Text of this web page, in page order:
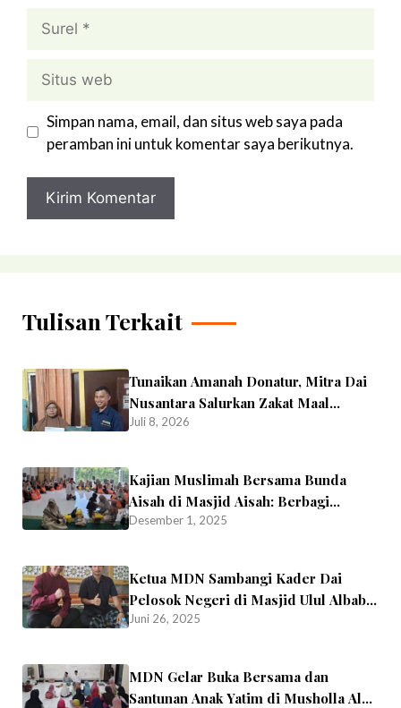
Surel
Situs
web
Simpan nama, email, dan situs web saya pada
peramban ini untuk komentar saya berikutnya.
Tulisan Terkait
Tunaikan Amanah Donatur, Mitra Dai
Nusantara Salurkan Zakat Maal
kepada Fakir Miskin
Juli 8, 2026
Kajian Muslimah Bersama Bunda
Aisah di Masjid Aisah: Berbagi
Kebaikan di Hari Jumat Bersama
Desember 1, 2025
Ketua MDN Sambangi Kader Dai
Pelosok Negeri di Masjid Ulul Albab
Surabaya
Juni 26, 2025
MDN Gelar Buka Bersama dan
Santunan Anak Yatim di Musholla Al-